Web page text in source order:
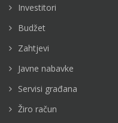
Investitori
Budžet
Zahtjevi
Javne nabavke
Servisi građana
Žiro račun